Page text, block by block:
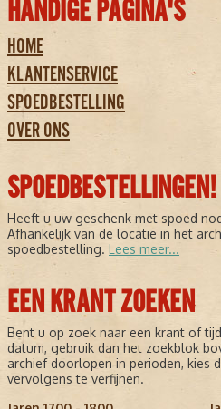
HANDIGE PAGINA'S
HOME
KLANTENSERVICE
SPOEDBESTELLING
OVER ONS
SPOEDBESTELLINGEN!
Heeft u uw geschenk met spoed
Afhankelijk van de locatie in het
spoedbestelling. Lees meer...
EEN KRANT ZOEKEN
Bent u op zoek naar een krant of
datum, gebruik dan het zoekblok
archief doorlopen in perioden, kies
vervolgens te verfijnen.